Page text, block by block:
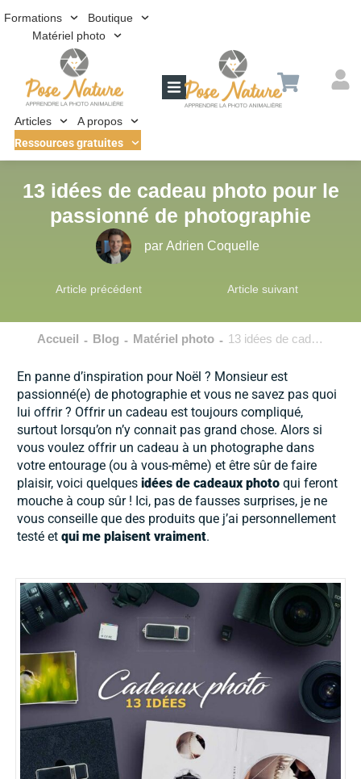
Formations
Boutique
Matériel photo
Articles
A propos
Ressources gratuites
13 idées de cadeau photo pour le
passionné de photographie
par Adrien Coquelle
Article précédent Article suivant
Accueil - Blog - Matériel photo - 13 idées de cadeau photo pour le passionné de photographie
En panne d’inspiration pour Noël ? Monsieur est
passionné(e) de photographie et vous ne savez pas quoi
lui offrir ? Offrir un cadeau est toujours compliqué,
surtout lorsqu’on n’y connait pas grand chose. Alors si
vous voulez offrir un cadeau à un photographe dans
votre entourage (ou à vous-même) et être sûr de faire
plaisir, voici quelques idées de cadeaux photo qui feront
mouche à coup sûr ! Ici, pas de fausses surprises, je ne
vous conseille que des produits que j’ai personnellement
testé et qui me plaisent vraiment.